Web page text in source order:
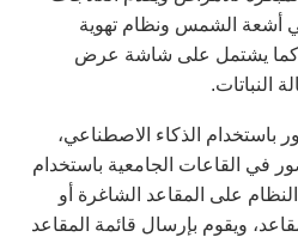
أشعة الشمس ونظام تهوية
كما يشتمل على شاشة عرض
النباتات.
باستخدام الذكاء الاصطناعي،
في القاعات الجامعية باستخدام
على المقاعد الشاغرة أو
ويقوم بإرسال قائمة المقاعد